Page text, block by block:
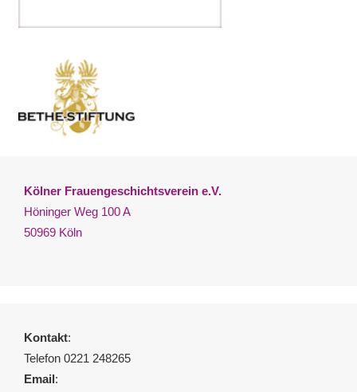
Kölner Frauengeschichtsverein e.V.
Höninger Weg 100 A
50969 Köln
Kontakt:
Telefon 0221 248265
Email: